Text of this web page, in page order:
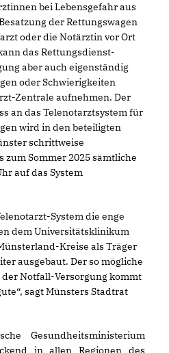
bei Lebensgefahr aus
der Rettungswagen
oder die Notärztin vor Ort
das Rettungsdienst-
aber auch eigenständig
oder Schwierigkeiten
Zentrale aufnehmen. Der
an das Telenotarztsystem für
wird in den beteiligten
schrittweise
zum Sommer 2025 sämtliche
auf das System
System die enge
dem Universitätsklinikum
Kreise als Träger
ausgebaut. Der so mögliche
Notfall-Versorgung kommt
sagt Münsters Stadtrat
Gesundheitsministerium